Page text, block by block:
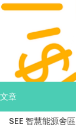
文章
SEE 智慧能源舍區